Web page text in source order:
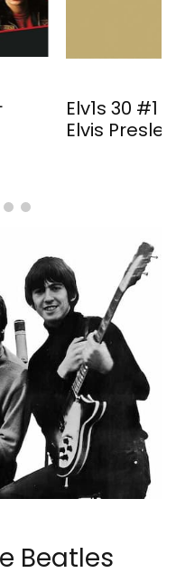
30 #1 Hits -
Presley
Beatles